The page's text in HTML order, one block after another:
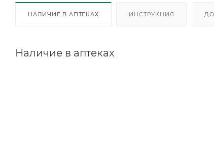
НАЛИЧИЕ В АПТЕКАХ ИНСТРУКЦИЯ
Наличие в аптеках